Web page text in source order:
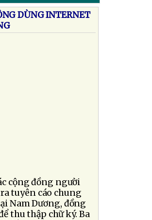
DÙNG INTERNET
cộng đồng người
tuyên cáo chung
Nam Dương, đồng
thu thập chữ ký. Ba